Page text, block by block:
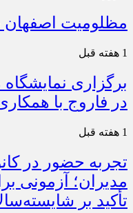
مظلومیت
1 هفته قبل
برگزاری
در فاروج با
1 هفته قبل
تجربه حضور در
مدیران؛ آزمونی
تأکید بر